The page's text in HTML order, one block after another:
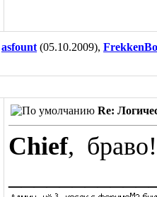
asfount (05.10.2009),
Re:
Chief,